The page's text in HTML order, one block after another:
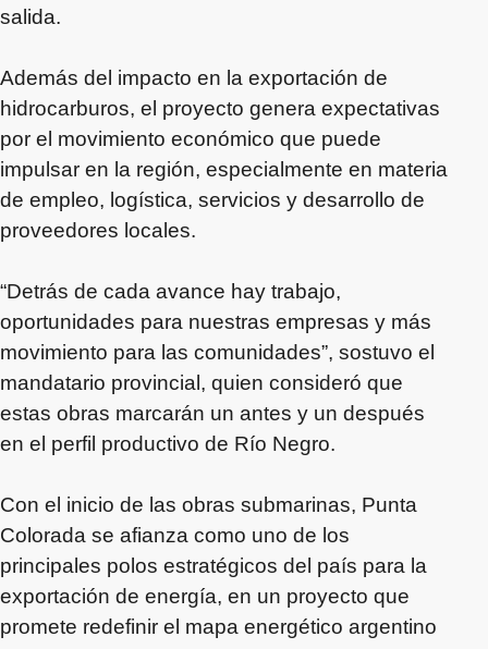
salida.
Además del impacto en la exportación de
hidrocarburos, el proyecto genera expectativas
por el movimiento económico que puede
impulsar en la región, especialmente en materia
de empleo, logística, servicios y desarrollo de
proveedores locales.
“Detrás de cada avance hay trabajo,
oportunidades para nuestras empresas y más
movimiento para las comunidades”, sostuvo el
mandatario provincial, quien consideró que
estas obras marcarán un antes y un después
en el perfil productivo de Río Negro.
Con el inicio de las obras submarinas, Punta
Colorada se afianza como uno de los
principales polos estratégicos del país para la
exportación de energía, en un proyecto que
promete redefinir el mapa energético argentino